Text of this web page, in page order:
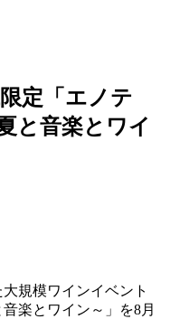
定「エノテ
と音楽とワイ
規模ワインイベント
楽とワイン～」を8月